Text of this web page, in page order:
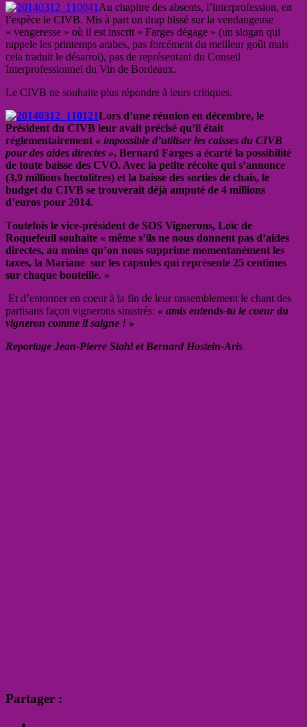
Au chapitre des absents, l’interprofession, en
l’espèce le CIVB. Mis à part un drap hissé sur la vendangeuse
« vengeresse » où il est inscrit « Farges dégage » (un slogan qui
rappele les printemps arabes, pas forcément du meilleur goût mais
cela traduit le désarroi), pas de représentant du Conseil
Interprofessionnel du Vin de Bordeaux.
Le CIVB ne souhaite plus répondre à leurs critiques.
Lors d’une réunion en décembre, le
Président du CIVB leur avait précisé qu’il était
réglementairement « impossible d’utiliser les caisses du CIVB
pour des aides directes », Bernard Farges a écarté la possibilité
de toute baisse des CVO. Avec la petite récolte qui s’annonce
(3,9 millions hectolitres) et la baisse des sorties de chais, le
budget du CIVB se trouverait déjà amputé de 4 millions
d’euros pour 2014.
Toutefois le vice-président de SOS Vignerons, Loïc de
Roquefeuil souhaite « même s’ils ne nous donnent pas d’aides
directes, au moins qu’on nous supprime momentanément les
taxes, la Mariane sur les capsules qui représente 25 centimes
sur chaque bouteille. »
Et d’entonner en coeur à la fin de leur rassemblement le chant des
partisans façon vignerons sinistrés: « amis entends-tu le coeur du
vigneron comme il saigne ! »
Reportage Jean-Pierre Stahl et Bernard Hostein-Aris
Partager :